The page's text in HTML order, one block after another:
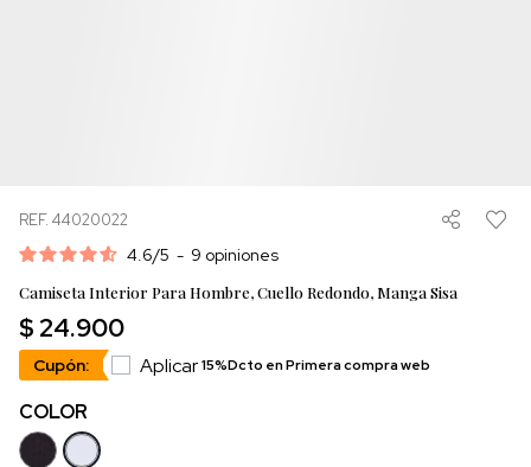
REF. 44020022
4.6/5 - 9 opiniones
Camiseta Interior Para Hombre, Cuello Redondo, Manga Sisa
$ 24.900
Cupón: Aplicar15%Dcto en Primera compra web
COLOR